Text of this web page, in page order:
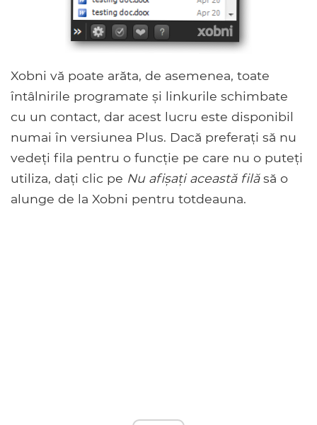
Xobni vă poate arăta, de asemenea, toate
întâlnirile programate și linkurile schimbate
cu un contact, dar acest lucru este disponibil
numai în versiunea Plus. Dacă preferați să nu
vedeți fila pentru o funcție pe care nu o puteți
utiliza, dați clic pe Nu afișați această filăsă o
alunge de la Xobni pentru totdeauna.